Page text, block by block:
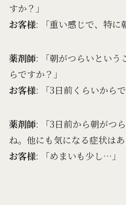
すか？」
お客様: 「重い感じで、特に
薬剤師: 「朝がつらいという
らですか？」
お客様: 「3日前くらいからで
薬剤師: 「3日前から朝がつ
ね。他にも気になる症状はあ
お客様: 「めまいも少し…」